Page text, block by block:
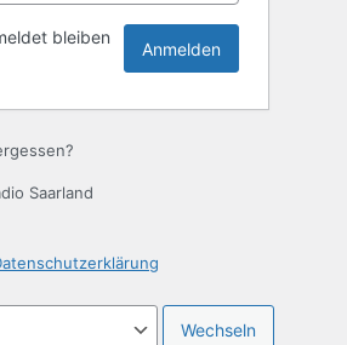
bleiben
Saarland